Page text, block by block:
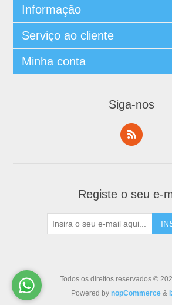
Informação
Serviço ao cliente
Minha conta
Siga-nos
Registe o seu e-
Todos os direitos reservados ©
Powered by nopCommerce&